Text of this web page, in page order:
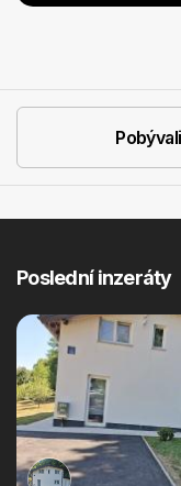
Poslední inzeráty